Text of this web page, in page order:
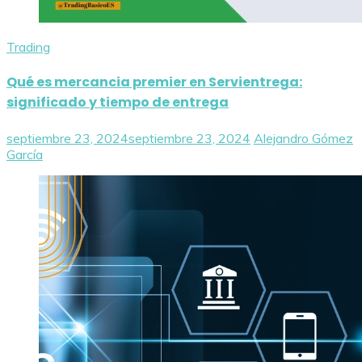
Trading
Qué es mercancia premier en Servientrega:
significado y tiempo de entrega
septiembre 23, 2024septiembre 23, 2024 Alejandro Gómez
García